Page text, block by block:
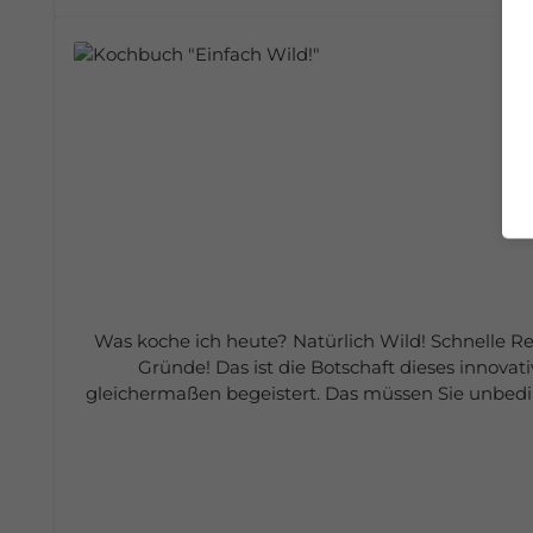
Was koche ich heute? Natürlich Wild! Schnelle
Gründe! Das ist die Botschaft dieses
gleichermaßen begeistert. Das müssen Sie
Kochbuch für alle Hobbyköche, die Lust auf